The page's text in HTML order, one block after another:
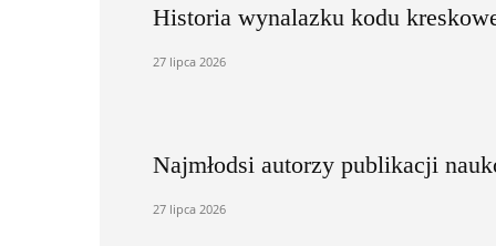
Historia wynalazku kodu
27 lipca 2026
Najmłodsi autorzy publikacji
27 lipca 2026